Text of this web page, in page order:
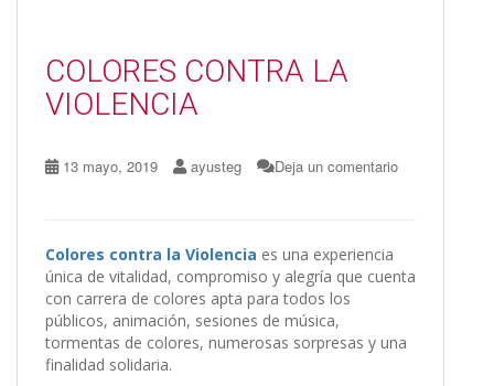
k r
COLORES CONTRA LA
VIOLENCIA
13 mayo, 2019 ayusteg Deja un comentario
Colores contra la Violencia es una experiencia
única de vitalidad, compromiso y alegría que cuenta
con carrera de colores apta para todos los
públicos, animación, sesiones de música,
tormentas de colores, numerosas sorpresas y una
finalidad solidaria.